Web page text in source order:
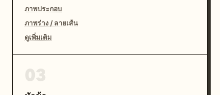
ภาพประกอบ
ภาพร่าง / ลายเส้น
ดูเพิ่มเติม